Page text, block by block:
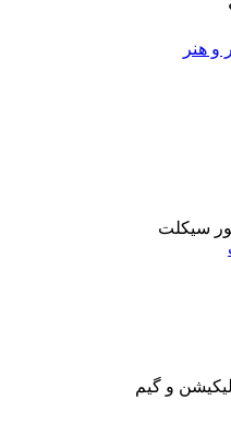
و هنر
سیکلت
و گیم